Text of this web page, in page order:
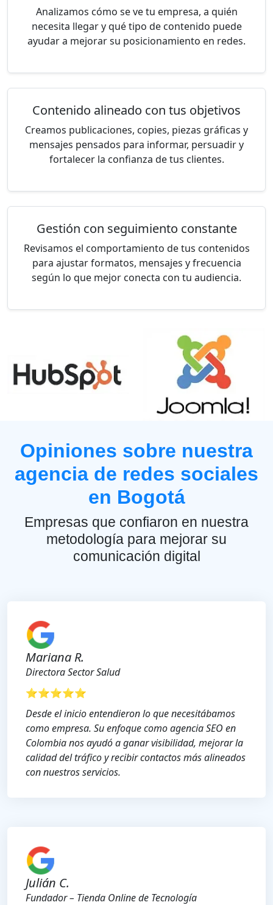
Analizamos cómo se ve tu empresa, a quién
necesita llegar y qué tipo de contenido puede
ayudar a mejorar su posicionamiento en redes.
Contenido alineado con tus objetivos
Creamos publicaciones, copies, piezas gráficas y
mensajes pensados para informar, persuadir y
fortalecer la confianza de tus clientes.
Gestión con seguimiento constante
Revisamos el comportamiento de tus contenidos
para ajustar formatos, mensajes y frecuencia
según lo que mejor conecta con tu audiencia.
Opiniones sobre nuestra
agencia de redes sociales
en Bogotá
Empresas que confiaron en nuestra
metodología para mejorar su
comunicación digital
Mariana R.
Directora Sector Salud
⭐⭐⭐⭐⭐
Desde el inicio entendieron lo que necesitábamos
como empresa. Su enfoque como agencia SEO en
Colombia nos ayudó a ganar visibilidad, mejorar la
calidad del tráfico y recibir contactos más alineados
con nuestros servicios.
Julián C.
Fundador – Tienda Online de Tecnología